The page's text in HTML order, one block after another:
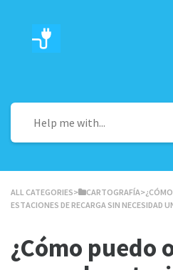
ALL CATEGORIES​>​ ​CARTOGRAFÍA​>​
ESTACIONES DE RECARGA SIN NECESIDAD
¿Cómo puedo